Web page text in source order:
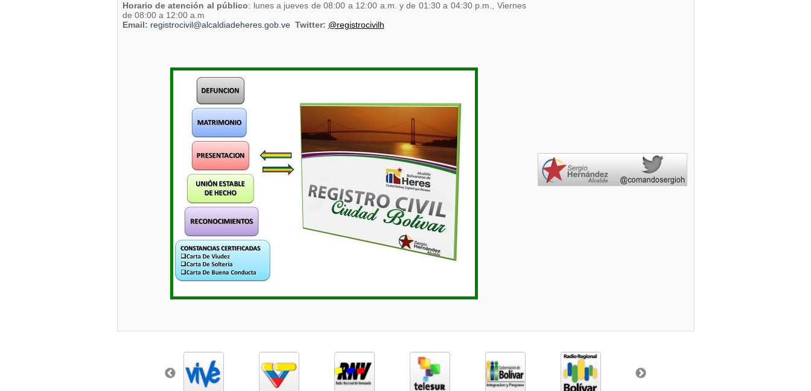
Horario de atención al público: lunes a jueves de 08:00 a 12:00 a.m. y de 01:30 a 04:30 p.m., Viernes
de 08:00 a 12:00 a.m
Email: registrocivil@alcaldiadeheres.gob.ve Twitter: @registrocivilh